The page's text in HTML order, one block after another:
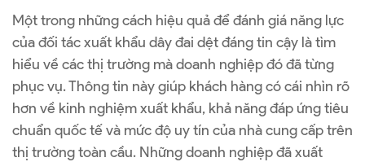
Một trong những cách hiệu quả để đánh giá năng lực
của đối tác xuất khẩu dây đai dệt đáng tin cậy là tìm
hiểu về các thị trường mà doanh nghiệp đó đã từng
phục vụ. Thông tin này giúp khách hàng có cái nhìn rõ
hơn về kinh nghiệm xuất khẩu, khả năng đáp ứng tiêu
chuẩn quốc tế và mức độ uy tín của nhà cung cấp trên
thị trường toàn cầu. Những doanh nghiệp đã xuất